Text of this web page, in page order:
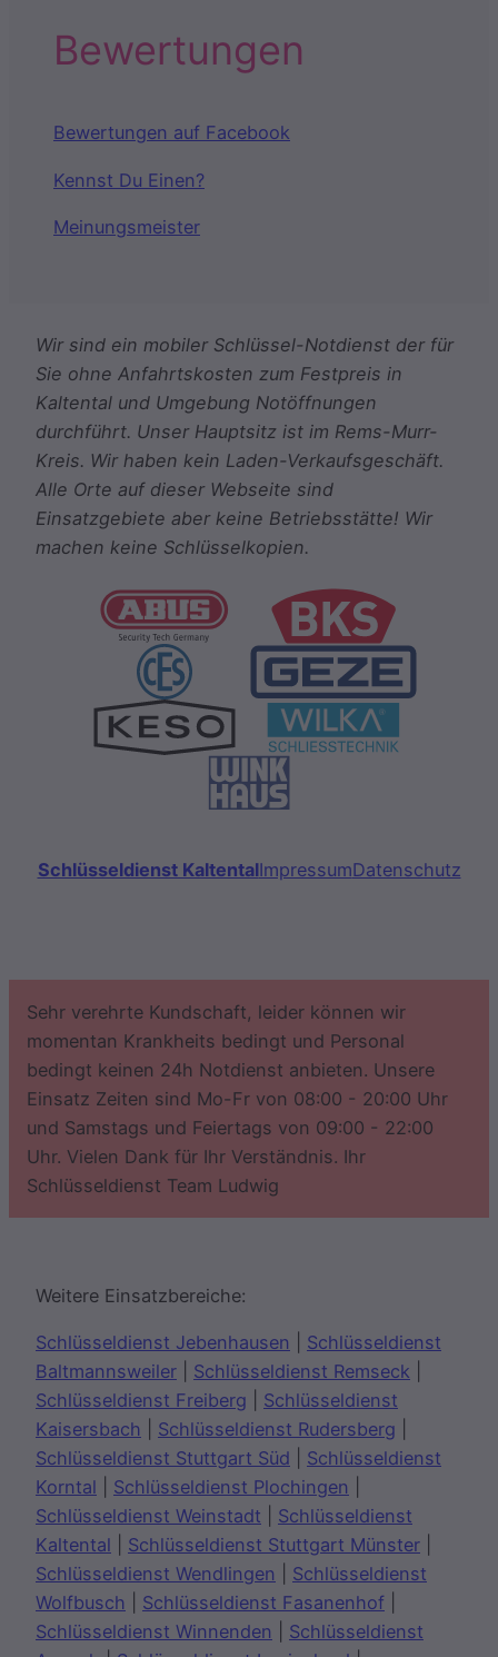
Bewertungen
Bewertungen auf Facebook
Kennst Du Einen?
Meinungsmeister
Wir sind ein mobiler Schlüssel-Notdienst der für
Sie ohne Anfahrtskosten zum Festpreis in
Kaltental und Umgebung Notöffnungen
durchführt. Unser Hauptsitz ist im Rems-Murr-
Kreis. Wir haben kein Laden-Verkaufsgeschäft.
Alle Orte auf dieser Webseite sind
Einsatzgebiete aber keine Betriebsstätte! Wir
machen keine Schlüsselkopien.
Schlüsseldienst KaltentalImpressumDatenschutz
Sehr verehrte Kundschaft, leider können wir
momentan Krankheits bedingt und Personal
bedingt keinen 24h Notdienst anbieten. Unsere
Einsatz Zeiten sind Mo-Fr von 08:00 - 20:00 Uhr
und Samstags und Feiertags von 09:00 - 22:00
Uhr. Vielen Dank für Ihr Verständnis. Ihr
Schlüsseldienst Team Ludwig
Weitere Einsatzbereiche:
Schlüsseldienst Jebenhausen
Schlüsseldienst
Baltmannsweiler
Schlüsseldienst Remseck
Schlüsseldienst Freiberg
Schlüsseldienst
Kaisersbach
Schlüsseldienst Rudersberg
Schlüsseldienst Stuttgart Süd
Schlüsseldienst
Korntal
Schlüsseldienst Plochingen
Schlüsseldienst Weinstadt
Schlüsseldienst
Kaltental
Schlüsseldienst Stuttgart Münster
Schlüsseldienst Wendlingen
Schlüsseldienst
Wolfbusch
Schlüsseldienst Fasanenhof
Schlüsseldienst Winnenden
Schlüsseldienst